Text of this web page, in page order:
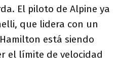
El piloto de Alpine ya
que lidera con un
está siendo
el límite de velocidad